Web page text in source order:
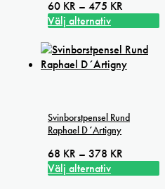
alternativen
kan
på
produktsidan
60 KR – 475 KR
475 kr
Välj alternativ
här
produkten
De
olika
alternativen
kan
Svinborstpensel Rund
Raphael D´Artigny
68 KR – 378 KR
Välj alternativ